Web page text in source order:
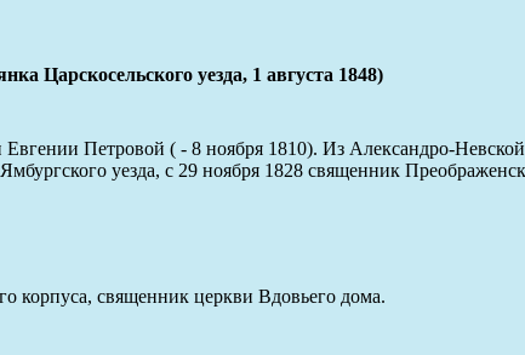
уезда, 1 августа 1848)
Евгении Петровой ( - 8 ноября 1810). Из Александро-
уезда, с 29 ноября 1828 священник
корпуса, священник церкви Вдовьего дома.